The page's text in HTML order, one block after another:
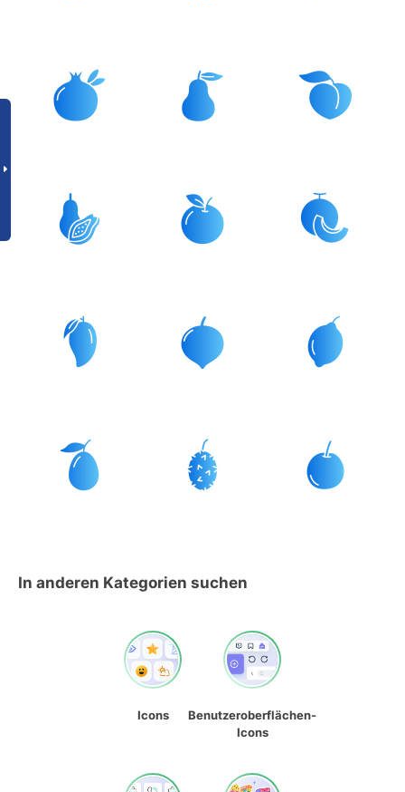
In anderen Kategorien suchen
Icons
Benutzeroberflächen-
Icons